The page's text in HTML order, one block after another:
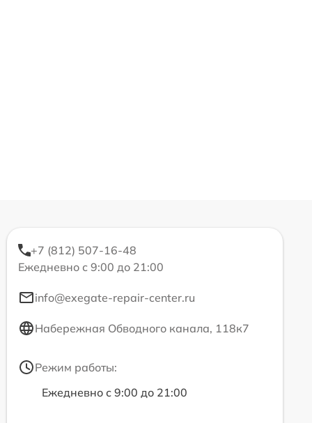
+7 (812) 507-16-48
Ежедневно с 9:00 до 21:00
info@exegate-repair-center.ru
Набережная Обводного канала, 118к7
Режим работы:
Ежедневно с 9:00 до 21:00